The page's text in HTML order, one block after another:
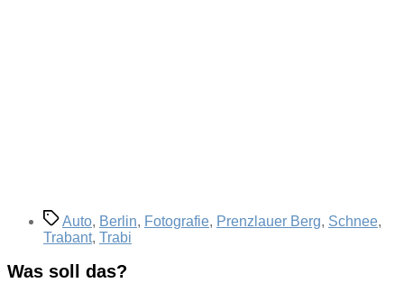
Schlagwörter
Auto, Berlin, Fotografie, Prenzlauer Berg, Schnee,
Trabant, Trabi
Was soll das?